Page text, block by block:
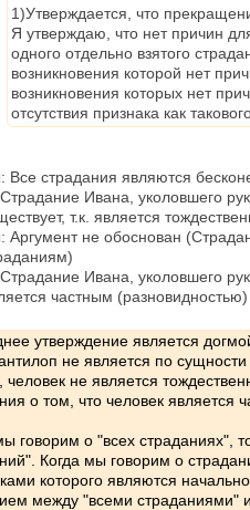
1)Утверждается, что
Я утверждаю, что нет причин
одного отдельно взятого
возникновения которой нет
возникновения которых нет
отсутствия признака как
Все страдания являются
Ивана, уколовшего
т.к. является
Аргумент не обоснован
Ивана, уколовшего
частным
утверждение является
не является по
человек не является
о том, что человек является
говорим о "всех страданиях",
Когда мы говорим о
которого являются
между "всеми страданиями"